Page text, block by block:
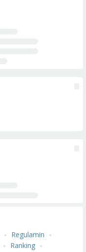
Regulamin
Ranking